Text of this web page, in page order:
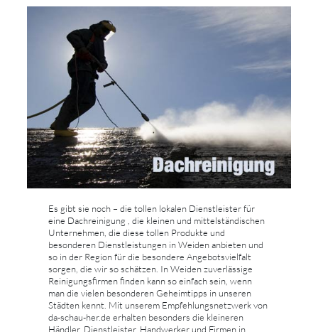
Es gibt sie noch – die tollen lokalen Dienstleister für
eine Dachreinigung , die kleinen und mittelständischen
Unternehmen, die diese tollen Produkte und
besonderen Dienstleistungen in Weiden anbieten und
so in der Region für die besondere Angebotsvielfalt
sorgen, die wir so schätzen. In Weiden zuverlässige
Reinigungsfirmen finden kann so einfach sein, wenn
man die vielen besonderen Geheimtipps in unseren
Städten kennt. Mit unserem Empfehlungsnetzwerk von
da-schau-her.de erhalten besonders die kleineren
Händler, Dienstleister, Handwerker und Firmen in